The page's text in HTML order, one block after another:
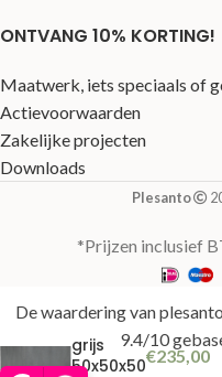
ONTVANG 10% KORTING!
Maatwerk, iets speciaals of
Actievoorwaarden
Zakelijke projecten
Downloads
Plesanto
*Prijzen inclusief
Block
grijs
50x50x50€235,00
De waardering van
9.4/10